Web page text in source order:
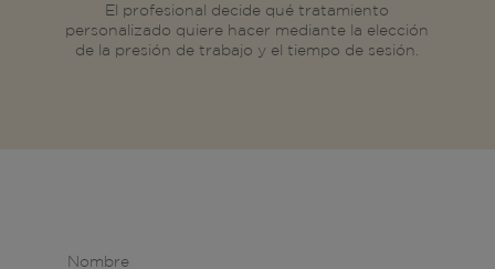
El profesional decide qué tratamiento
personalizado quiere hacer mediante la elección
de la presión de trabajo y el tiempo de sesión.